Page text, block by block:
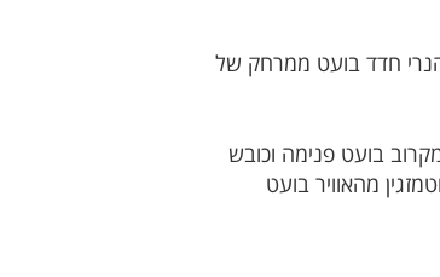
הנרי חדד בועט ממרחק של
שמקרוב בועט פנימה וכובש
מהאוויר בועט